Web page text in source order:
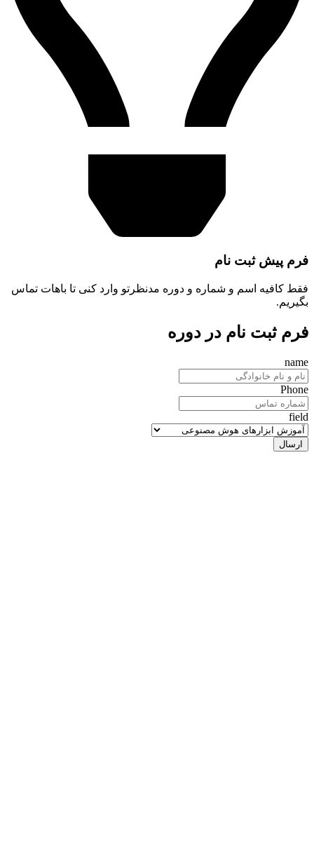
فرم پیش ثبت نام
فقط کافیه اسم و شماره و دوره مدنظرتو وارد کنی تا باهات تماس
بگیریم.
فرم ثبت نام در دوره
name
Phone
field